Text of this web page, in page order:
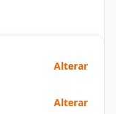
Alterar
Alterar